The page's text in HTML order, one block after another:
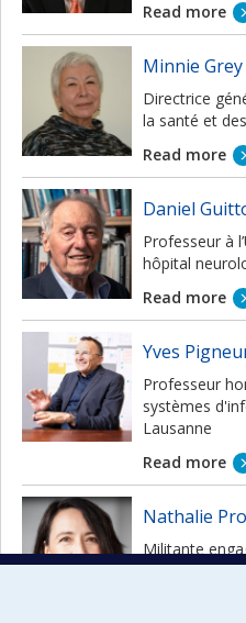
Read more
Minnie Grey
Directrice
la santé et
Read more
Daniel
Professeur à
hôpital
Read more
Yves
Professeur
systèmes
Lausanne
Read more
Nathalie
Militante
armes à feu